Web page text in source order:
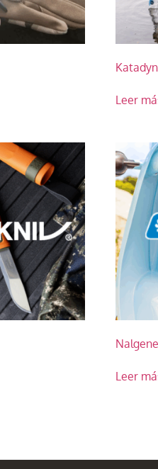
Katadyn
Leer
Nalgene
Leer